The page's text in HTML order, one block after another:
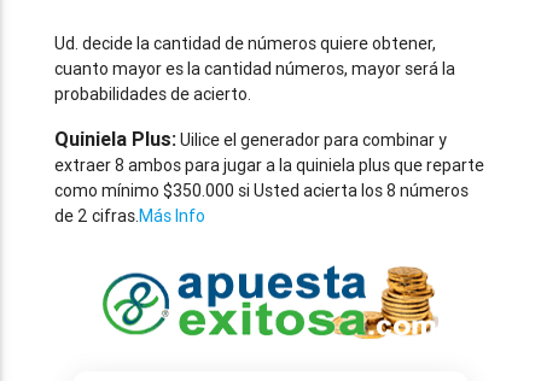
Ud. decide la cantidad de números quiere obtener,
cuanto mayor es la cantidad números, mayor será la
probabilidades de acierto.
Quiniela Plus:Uilice el generador para combinar y
extraer 8 ambos para jugar a la quiniela plus que reparte
como mínimo $350.000 si Usted acierta los 8 números
de 2 cifras.Más Info